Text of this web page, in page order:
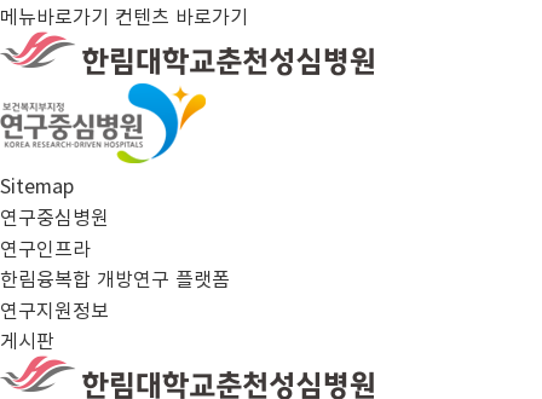
메뉴바로가기 컨텐츠 바로가기
한림대학교춘천성심병원 - 연구중심병원
Sitemap
연구중심병원
연구인프라
한림융복합 개방연구 플랫폼
연구지원정보
게시판